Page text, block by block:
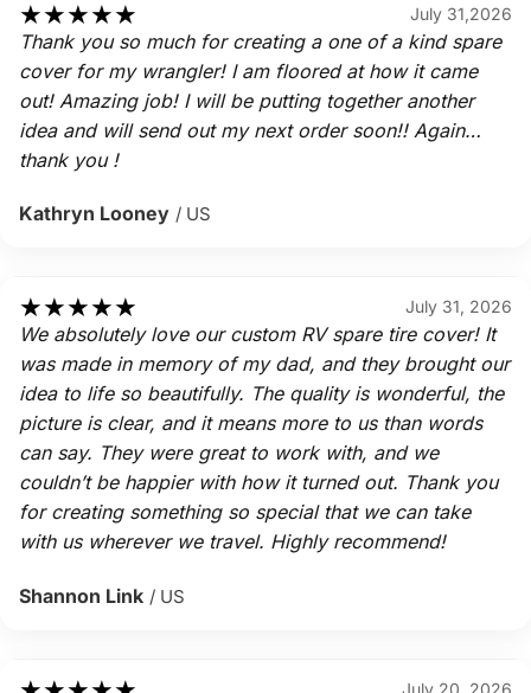
★★★★★ July 31,2026
Thank you so much for creating a one of a kind spare
cover for my wrangler! I am floored at how it came
out! Amazing job! I will be putting together another
idea and will send out my next order soon!! Again…
thank you !
Kathryn Looney / US
★★★★★ July 31, 2026
We absolutely love our custom RV spare tire cover! It
was made in memory of my dad, and they brought our
idea to life so beautifully. The quality is wonderful, the
picture is clear, and it means more to us than words
can say. They were great to work with, and we
couldn’t be happier with how it turned out. Thank you
for creating something so special that we can take
with us wherever we travel. Highly recommend!
Shannon Link / US